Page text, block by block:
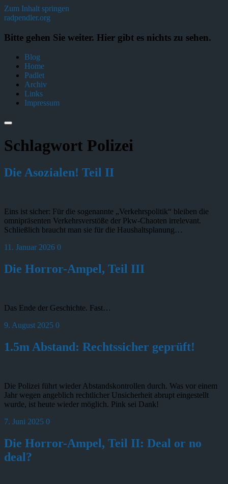
Zum Inhalt springen
radpendler.org
Bitte gehen Sie weiter. Hier gibt es nichts zu sehen.
Blog
Home
Padlet
Archiv
Links
Impressum
Schlagwort Polizei
Die Asozialen! Teil II
Eins ist sicher: Für die sogenannte „Verkehrspolitik“ bleiben die
omnipräsenten Verkehrsverstöße der Pkw-Chaoten irrelevant.
Schließlich braucht man sie für die Haushaltsplanung…
11. Januar 2026 0
Die Horror-Ampel, Teil III
Das Ende der Geschichte. Fast…
9. August 2025 0
1.5m Abstand: Rechtssicher geprüft!
Die Polizei führt wieder Abstandskontrollen durch. Was vor einem
Jahr wegen angeblich rechtlicher Unsicherheit abrupt eingestellt
wurde, ist heute wieder möglich. Pink sei Dank!
7. Juni 2025 0
Die Horror-Ampel, Teil II: Deal or no
deal?